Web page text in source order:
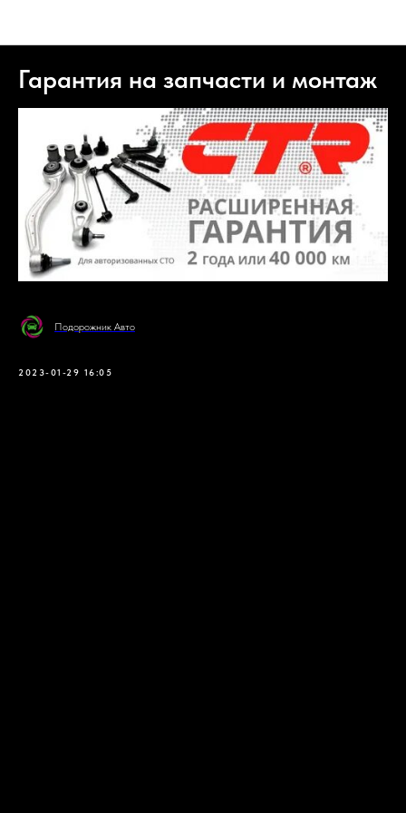
Гарантия на запчасти и монтаж
Подорожник Авто
2023-01-29 16:05